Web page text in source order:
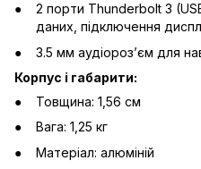
2 порти Thunderbolt 3
даних, підключення
3.5 мм аудіорозʼєм для
Корпус і габарити:
Товщина: 1,56 см
Вага: 1,25 кг
Матеріал: алюміній